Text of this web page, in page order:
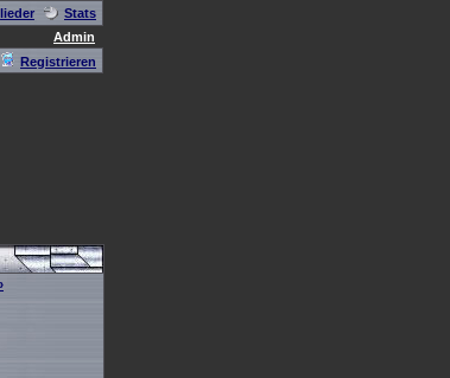
Stats
Admin
Registrieren